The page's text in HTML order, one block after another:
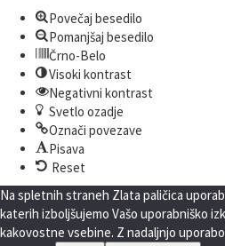
Povečaj besedilo
Pomanjšaj besedilo
Črno-Belo
Visoki kontrast
Negativni kontrast
Svetlo ozadje
Označi povezave
Pisava
Reset
Na spletnih straneh Zlata paličica
katerih izboljšujemo Vašo uporabniško
kakovostne vsebine. Z nadaljnjo